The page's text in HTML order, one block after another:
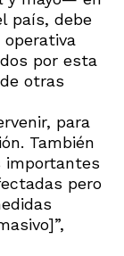
país, debe
por esta
otras
para
También
importantes
pero